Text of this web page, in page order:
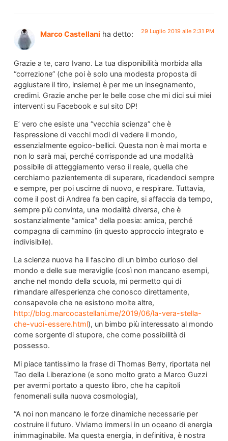
Marco Castellani ha detto: 29 Luglio 2019 alle 2:31 PM
Grazie a te, caro Ivano. La tua disponibilità morbida alla
“correzione” (che poi è solo una modesta proposta di
aggiustare il tiro, insieme) è per me un insegnamento,
credimi. Grazie anche per le belle cose che mi dici sui miei
interventi su Facebook e sul sito DP!
E’ vero che esiste una “vecchia scienza” che è
l’espressione di vecchi modi di vedere il mondo,
essenzialmente egoico-bellici. Questa non è mai morta e
non lo sarà mai, perché corrisponde ad una modalità
possibile di atteggiamento verso il reale, quella che
cerchiamo pazientemente di superare, ricadendoci sempre
e sempre, per poi uscirne di nuovo, e respirare. Tuttavia,
come il post di Andrea fa ben capire, si affaccia da tempo,
sempre più convinta, una modalità diversa, che è
sostanzialmente “amica” della poesia: amica, perché
compagna di cammino (in questo approccio integrato e
indivisibile).
La scienza nuova ha il fascino di un bimbo curioso del
mondo e delle sue meraviglie (così non mancano esempi,
anche nel mondo della scuola, mi permetto qui di
rimandare all’esperienza che conosco direttamente,
consapevole che ne esistono molte altre,
http://blog.marcocastellani.me/2019/06/la-vera-stella-
che-vuoi-essere.html), un bimbo più interessato al mondo
come sorgente di stupore, che come possibilità di
possesso.
Mi piace tantissimo la frase di Thomas Berry, riportata nel
Tao della Liberazione (e sono molto grato a Marco Guzzi
per avermi portato a questo libro, che ha capitoli
fenomenali sulla nuova cosmologia),
“A noi non mancano le forze dinamiche necessarie per
costruire il futuro. Viviamo immersi in un oceano di energia
inimmaginabile. Ma questa energia, in definitiva, è nostra